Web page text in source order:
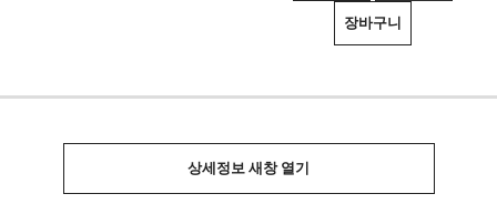
장바구니
상세정보 새창 열기